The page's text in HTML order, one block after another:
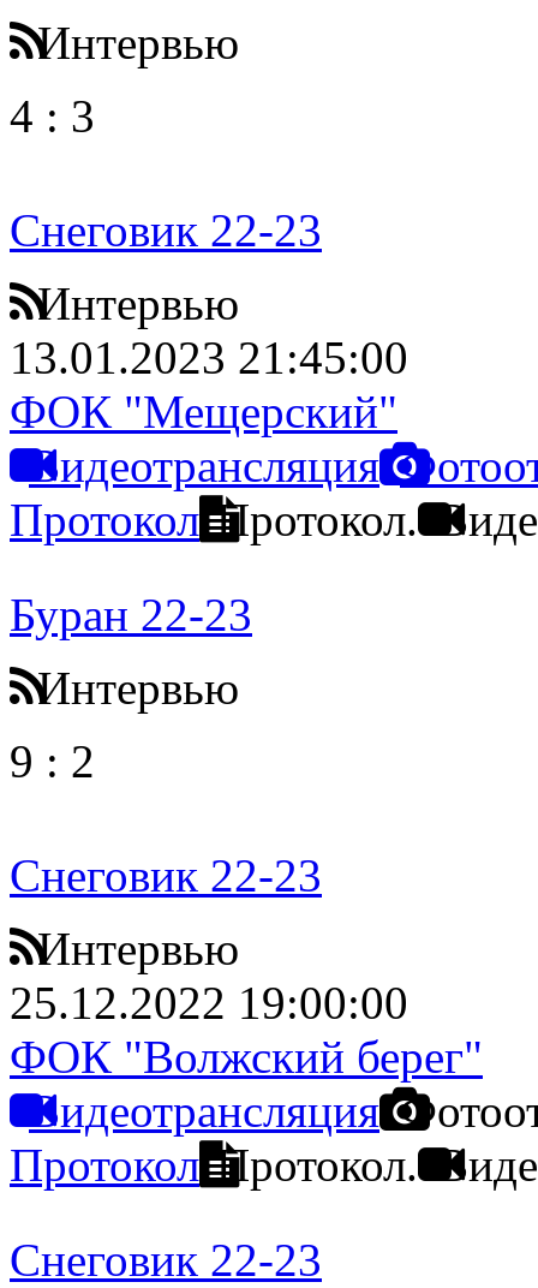
Интервью
4 : 3
Снеговик 22-23
Интервью
13.01.2023 21:45:00
ФОК "Мещерский"
Видеотрансляция
Протокол Протокол.
Буран 22-23
Интервью
9 : 2
Снеговик 22-23
Интервью
25.12.2022 19:00:00
ФОК "Волжский берег"
Видеотрансляция
Протокол Протокол.
Снеговик 22-23